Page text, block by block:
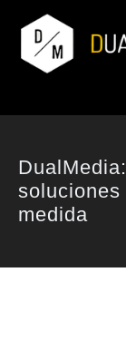
medida